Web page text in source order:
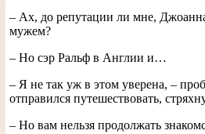
– Ах, до репутации ли мне,
мужем?
– Но сэр Ральф в Англии и…
– Я не так уж в этом уверена, –
отправился путешествовать,
– Но вам нельзя продолжать